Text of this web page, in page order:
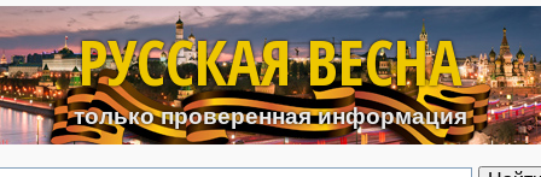
Перейти к основному
РУССКАЯ ВЕСНА
только проверенная информация